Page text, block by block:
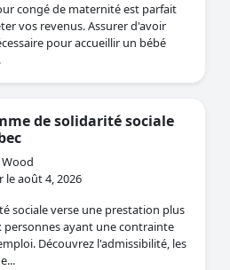
congé de maternité est parfait
vos revenus. Assurer d'avoir
pour accueillir un bébé
de solidarité sociale
le août 4, 2026
sociale verse une prestation plus
personnes ayant une contrainte
Découvrez l'admissibilité, les